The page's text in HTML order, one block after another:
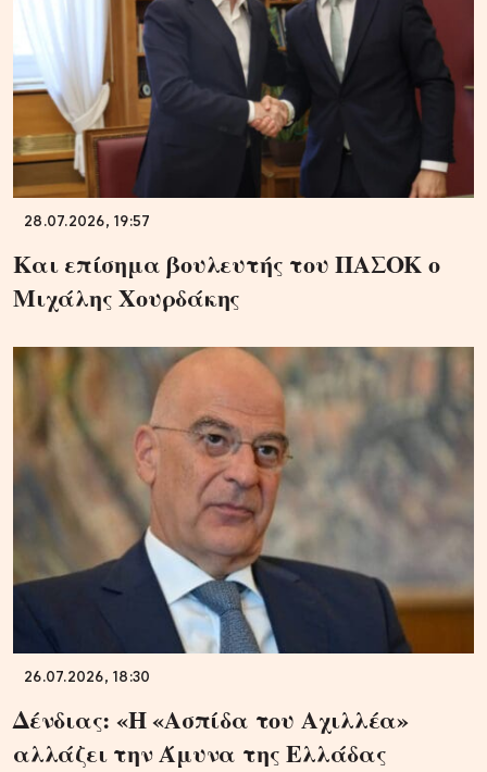
28.07.2026, 19:57
Και επίσημα βουλευτής του ΠΑΣΟΚ ο
Μιχάλης Χουρδάκης
26.07.2026, 18:30
Δένδιας: «Η «Ασπίδα του Αχιλλέα»
αλλάζει την Άμυνα της Ελλάδας